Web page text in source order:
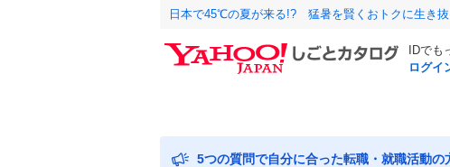
日本で45℃の夏が来る!? 猛暑を賢くおトクに生き抜
IDでも
ログイ
5つの質問で自分に合った転職・就職活動